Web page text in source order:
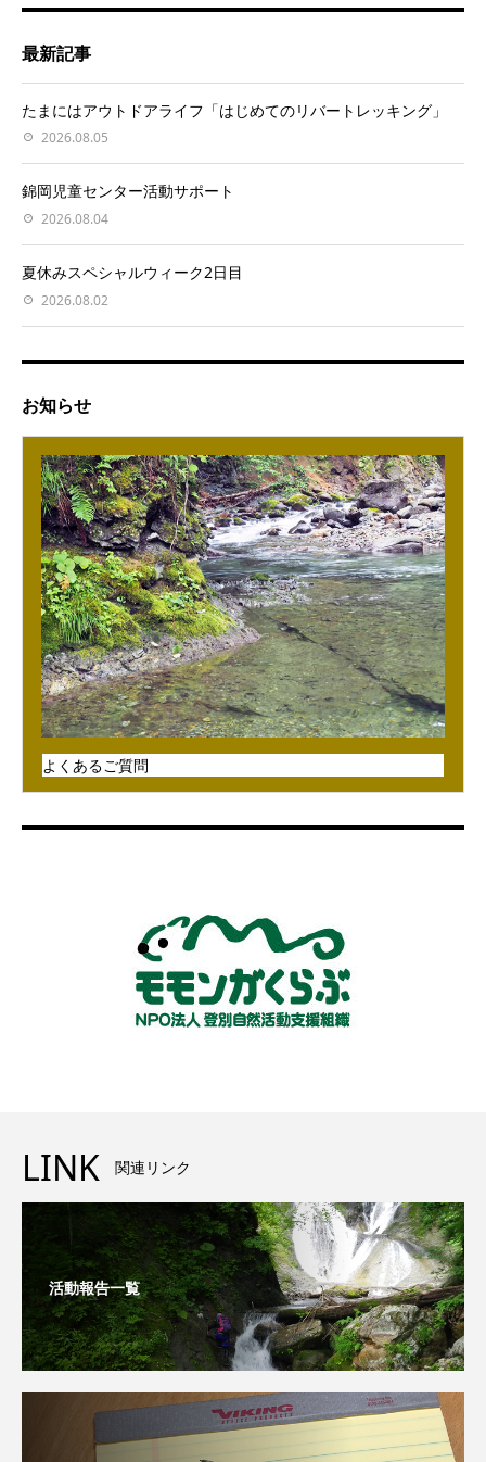
最新記事
たまにはアウトドアライフ「はじめてのリバートレッキング」
2026.08.05
錦岡児童センター活動サポート
2026.08.04
夏休みスペシャルウィーク2日目
2026.08.02
お知らせ
よくあるご質問
LINK 関連リンク
活動報告一覧